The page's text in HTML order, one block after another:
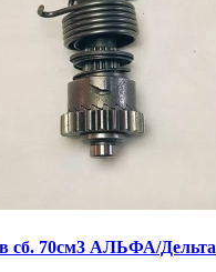
сб. 70см3 АЛЬФА/Дельта